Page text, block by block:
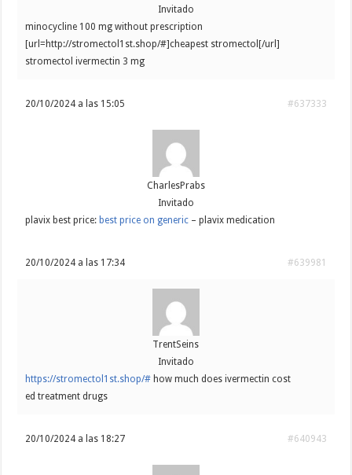
Invitado
minocycline 100 mg without prescription
[url=http://stromectol1st.shop/#]cheapest stromectol[/url]
stromectol ivermectin 3 mg
20/10/2024 a las 15:05 #637333
CharlesPrabs
Invitado
plavix best price: best price on generic – plavix medication
20/10/2024 a las 17:34 #639981
TrentSeins
Invitado
https://stromectol1st.shop/# how much does ivermectin cost
ed treatment drugs
20/10/2024 a las 18:27 #640943